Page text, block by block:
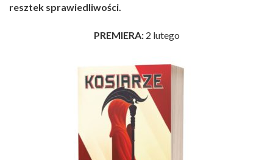
resztek sprawiedliwości.
PREMIERA: 2 lutego